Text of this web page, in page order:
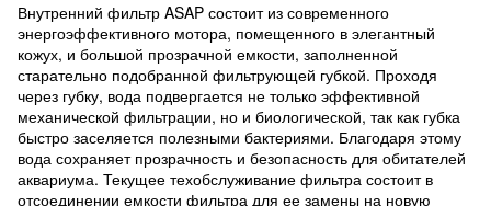
Внутренний фильтр ASAP состоит из современного
энергоэффективного мотора, помещенного в элегантный
кожух, и большой прозрачной емкости, заполненной
старательно подобранной фильтрующей губкой. Проходя
через губку, вода подвергается не только эффективной
механической фильтрации, но и биологической, так как губка
быстро заселяется полезными бактериями. Благодаря этому
вода сохраняет прозрачность и безопасность для обитателей
аквариума. Текущее техобслуживание фильтра состоит в
отсоединении емкости фильтра для ее замены на новую